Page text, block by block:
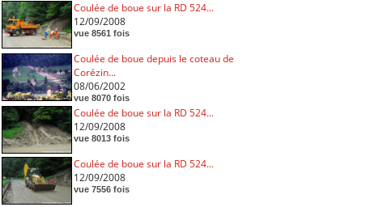
Coulée de boue sur la RD 524...
12/09/2008
vue 8561 fois
Coulée de boue depuis le coteau de
Corézin...
08/06/2002
vue 8070 fois
Coulée de boue sur la RD 524...
12/09/2008
vue 8013 fois
Coulée de boue sur la RD 524...
12/09/2008
vue 7556 fois